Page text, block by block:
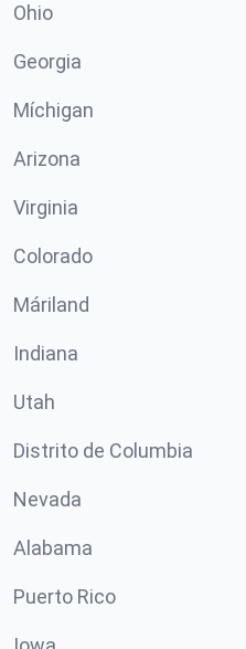
Ohio
Georgia
Míchigan
Arizona
Virginia
Colorado
Máriland
Indiana
Utah
Distrito de Columbia
Nevada
Alabama
Puerto Rico